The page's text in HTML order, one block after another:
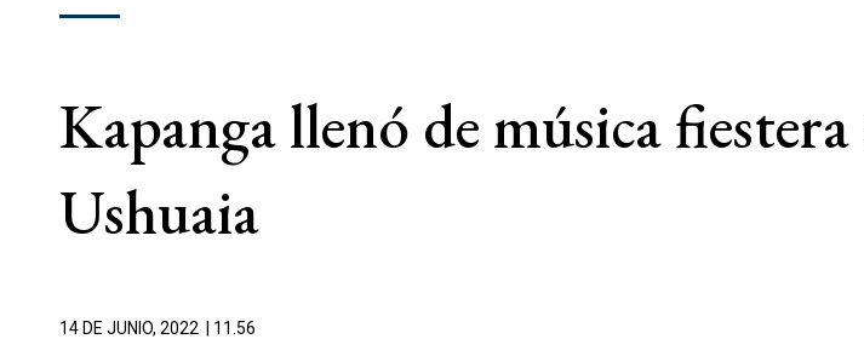
Kapanga llenó de música
Ushuaia
14 DE JUNIO, 2022 | 11.56